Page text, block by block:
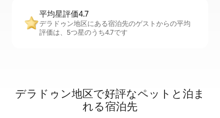
平均星評価4.7
デラドゥン地区にある宿泊先のゲストからの平均
評価は、5つ星のうち4.7です
デラドゥン地区で好評なペットと泊ま
れる宿泊先